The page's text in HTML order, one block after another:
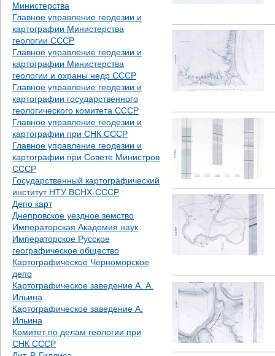
Министерства
Главное управление геодезии и
картографии Министерства
геологии СССР
Главное управление геодезии и
картографии Министерства
геологии и охраны недр СССР
Главное управление геодезии и
картографии государственного
геологического комитета СССР
Главное управление геодезии и
картографии при СНК СССР
Главное управление геодезии и
картографии при Совете Министров
СССР
Государственный картографический
институт НТУ ВСНХ-СССР
Депо карт
Днепровское уездное земство
Императорская Академия наук
Императорское Русское
географическое общество
Картографическое Черноморское
депо
Картографическое заведение А. А.
Ильина
Картографическое заведение А.
Ильина
Комитет по делам геологии при
СНК СССР